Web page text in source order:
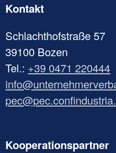
Kontakt
Schlachthofstraße 57
39100 Bozen
Tel.: +39 0471 220444
Kooperationspartner